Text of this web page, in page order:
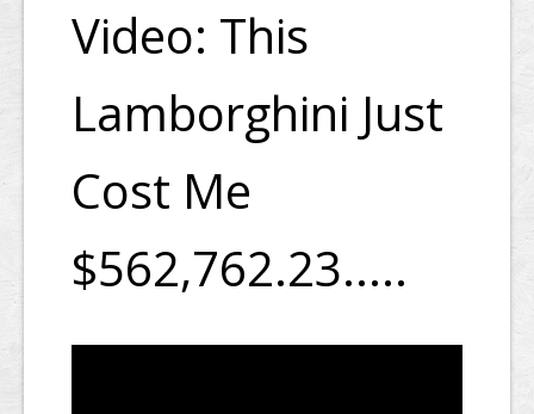
Video: This
Lamborghini Just
Cost Me
$562,762.23.....